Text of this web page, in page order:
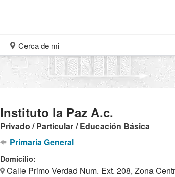
Cerca de mi
Instituto la Paz A.c.
Privado / Particular / Educación Básica
Primaria General
Domicilio:
Calle Primo Verdad Num. Ext. 208, Zona